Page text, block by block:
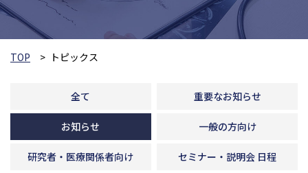
TOP トピックス
全て 重要なお知らせ
お知らせ 一般の方向け
研究者・医療関係者向け セミナー・説明会 日程